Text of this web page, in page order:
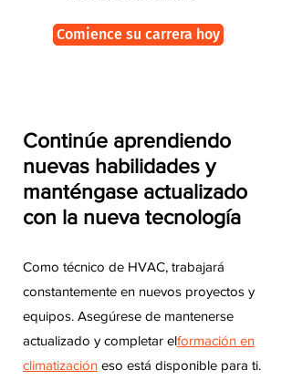
Comience su carrera hoy
Continúe aprendiendo
nuevas habilidades y
manténgase actualizado
con la nueva tecnología
Como técnico de HVAC, trabajará
constantemente en nuevos proyectos y
equipos. Asegúrese de mantenerse
actualizado y completar elformación en
climatización eso está disponible para ti.